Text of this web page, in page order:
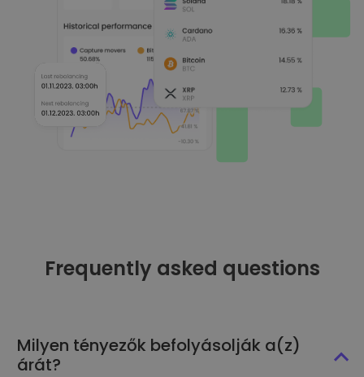
Frequently asked questions
Milyen tényezők befolyásolják a(z)
árát?